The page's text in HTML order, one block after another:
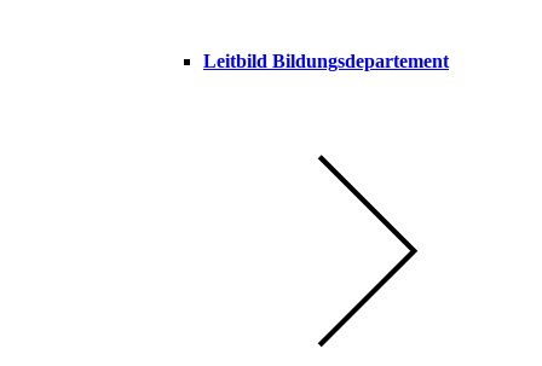
Leitbild Bildungsdepartement